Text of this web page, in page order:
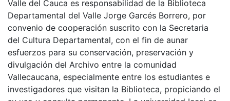
Valle del Cauca es responsabilidad de la Biblioteca
Departamental del Valle Jorge Garcés Borrero, por
convenio de cooperación suscrito con la Secretaria
del Cultura Departamental, con el fin de aunar
esfuerzos para su conservación, preservación y
divulgación del Archivo entre la comunidad
Vallecaucana, especialmente entre los estudiantes e
investigadores que visitan la Biblioteca, propiciando el